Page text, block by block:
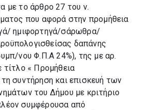
με το άρθρο 27 του ν.
που αφορά στην προμήθεια
ημιφορτηγά/σάρωθρα/
δαπάνης
νου Φ.Π.Α 24%), της με αρ.
« Προμήθεια
συντήρηση και επισκευή των
του Δήμου με κριτήριο
συμφέρουσα από